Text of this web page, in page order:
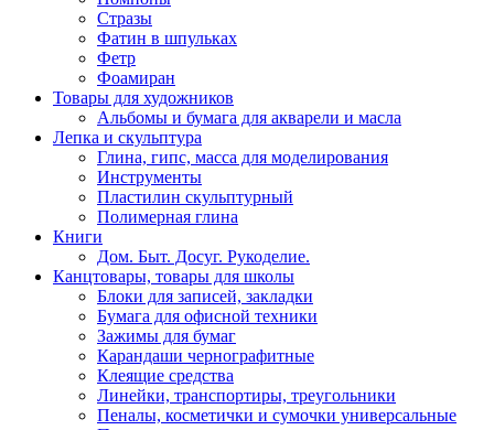
Стразы
Фатин в шпульках
Фетр
Фоамиран
Товары для художников
Альбомы и бумага для акварели и масла
Лепка и скульптура
Глина, гипс, масса для моделирования
Инструменты
Пластилин скульптурный
Полимерная глина
Книги
Дом. Быт. Досуг. Рукоделие.
Канцтовары, товары для школы
Блоки для записей, закладки
Бумага для офисной техники
Зажимы для бумаг
Карандаши чернографитные
Клеящие средства
Линейки, транспортиры, треугольники
Пеналы, косметички и сумочки универсальные